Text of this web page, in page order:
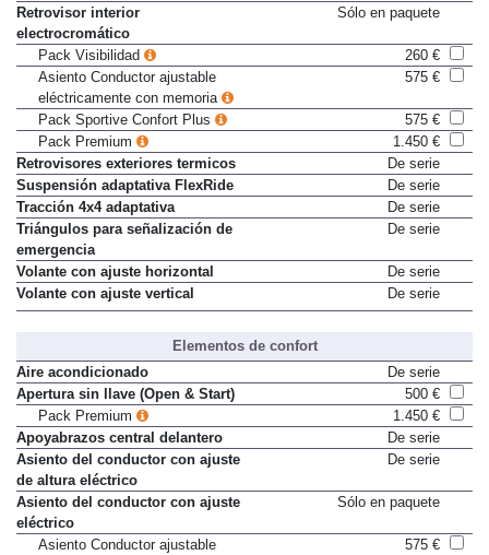
Retrovisor interior
electrocromático
Sólo en paquete
Pack Visibilidad
260 €
Asiento Conductor ajustable
eléctricamente con memoria
575 €
Pack Sportive Confort Plus
575 €
Pack Premium
1.450 €
Retrovisores exteriores termicos
De serie
Suspensión adaptativa FlexRide
De serie
Tracción 4x4 adaptativa
De serie
Triángulos para señalización de
emergencia
De serie
Volante con ajuste horizontal
De serie
Volante con ajuste vertical
De serie
Elementos de confort
Aire acondicionado
De serie
Apertura sin llave (Open & Start)
500 €
Pack Premium
1.450 €
Apoyabrazos central delantero
De serie
Asiento del conductor con ajuste
de altura eléctrico
De serie
Asiento del conductor con ajuste
eléctrico
Sólo en paquete
Asiento Conductor ajustable
575 €